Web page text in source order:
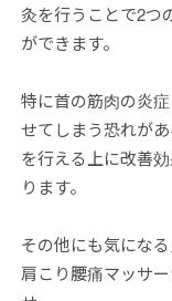
灸を行うことで2つ
ができます。
特に首の筋肉の炎
せてしまう恐れが
を行える上に改善
ります。
その他にも気にな
肩こり腰痛マッサ